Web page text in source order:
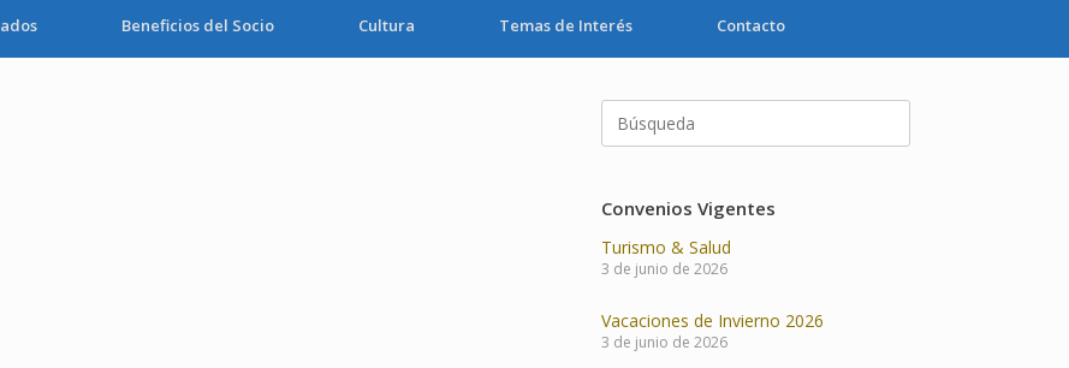
Beneficios del Socio Cultura Temas de Interés Contacto
Buscar:
Convenios Vigentes
Turismo & Salud
3 de junio de 2026
Vacaciones de Invierno 2026
3 de junio de 2026